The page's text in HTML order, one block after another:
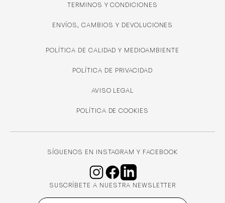
TERMINOS Y CONDICIONES
ENVÍOS, CAMBIOS Y DEVOLUCIONES
POLÍTICA DE CALIDAD Y MEDIOAMBIENTE
POLÍTICA DE PRIVACIDAD
AVISO LEGAL
POLÍTICA DE COOKIES
SÍGUENOS EN INSTAGRAM Y FACEBOOK
SUSCRÍBETE A NUESTRA NEWSLETTER